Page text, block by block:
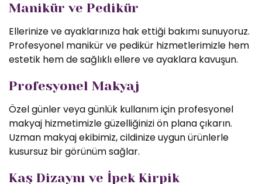
Manikür ve Pedikür
Ellerinize ve ayaklarınıza hak ettiği bakımı sunuyoruz.
Profesyonel manikür ve pedikür hizmetlerimizle hem
estetik hem de sağlıklı ellere ve ayaklara kavuşun.
Profesyonel Makyaj
Özel günler veya günlük kullanım için profesyonel
makyaj hizmetimizle güzelliğinizi ön plana çıkarın.
Uzman makyaj ekibimiz, cildinize uygun ürünlerle
kusursuz bir görünüm sağlar.
Kaş Dizaynı ve İpek Kirpik